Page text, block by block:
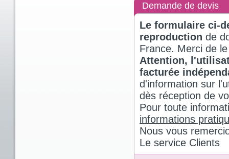
Demande de devis
Le formulaire ci-
reproduction de
France. Merci de
Attention,
facturée
d'information sur
dès réception de
Pour toute
informations
Nous vous
Le service Clients